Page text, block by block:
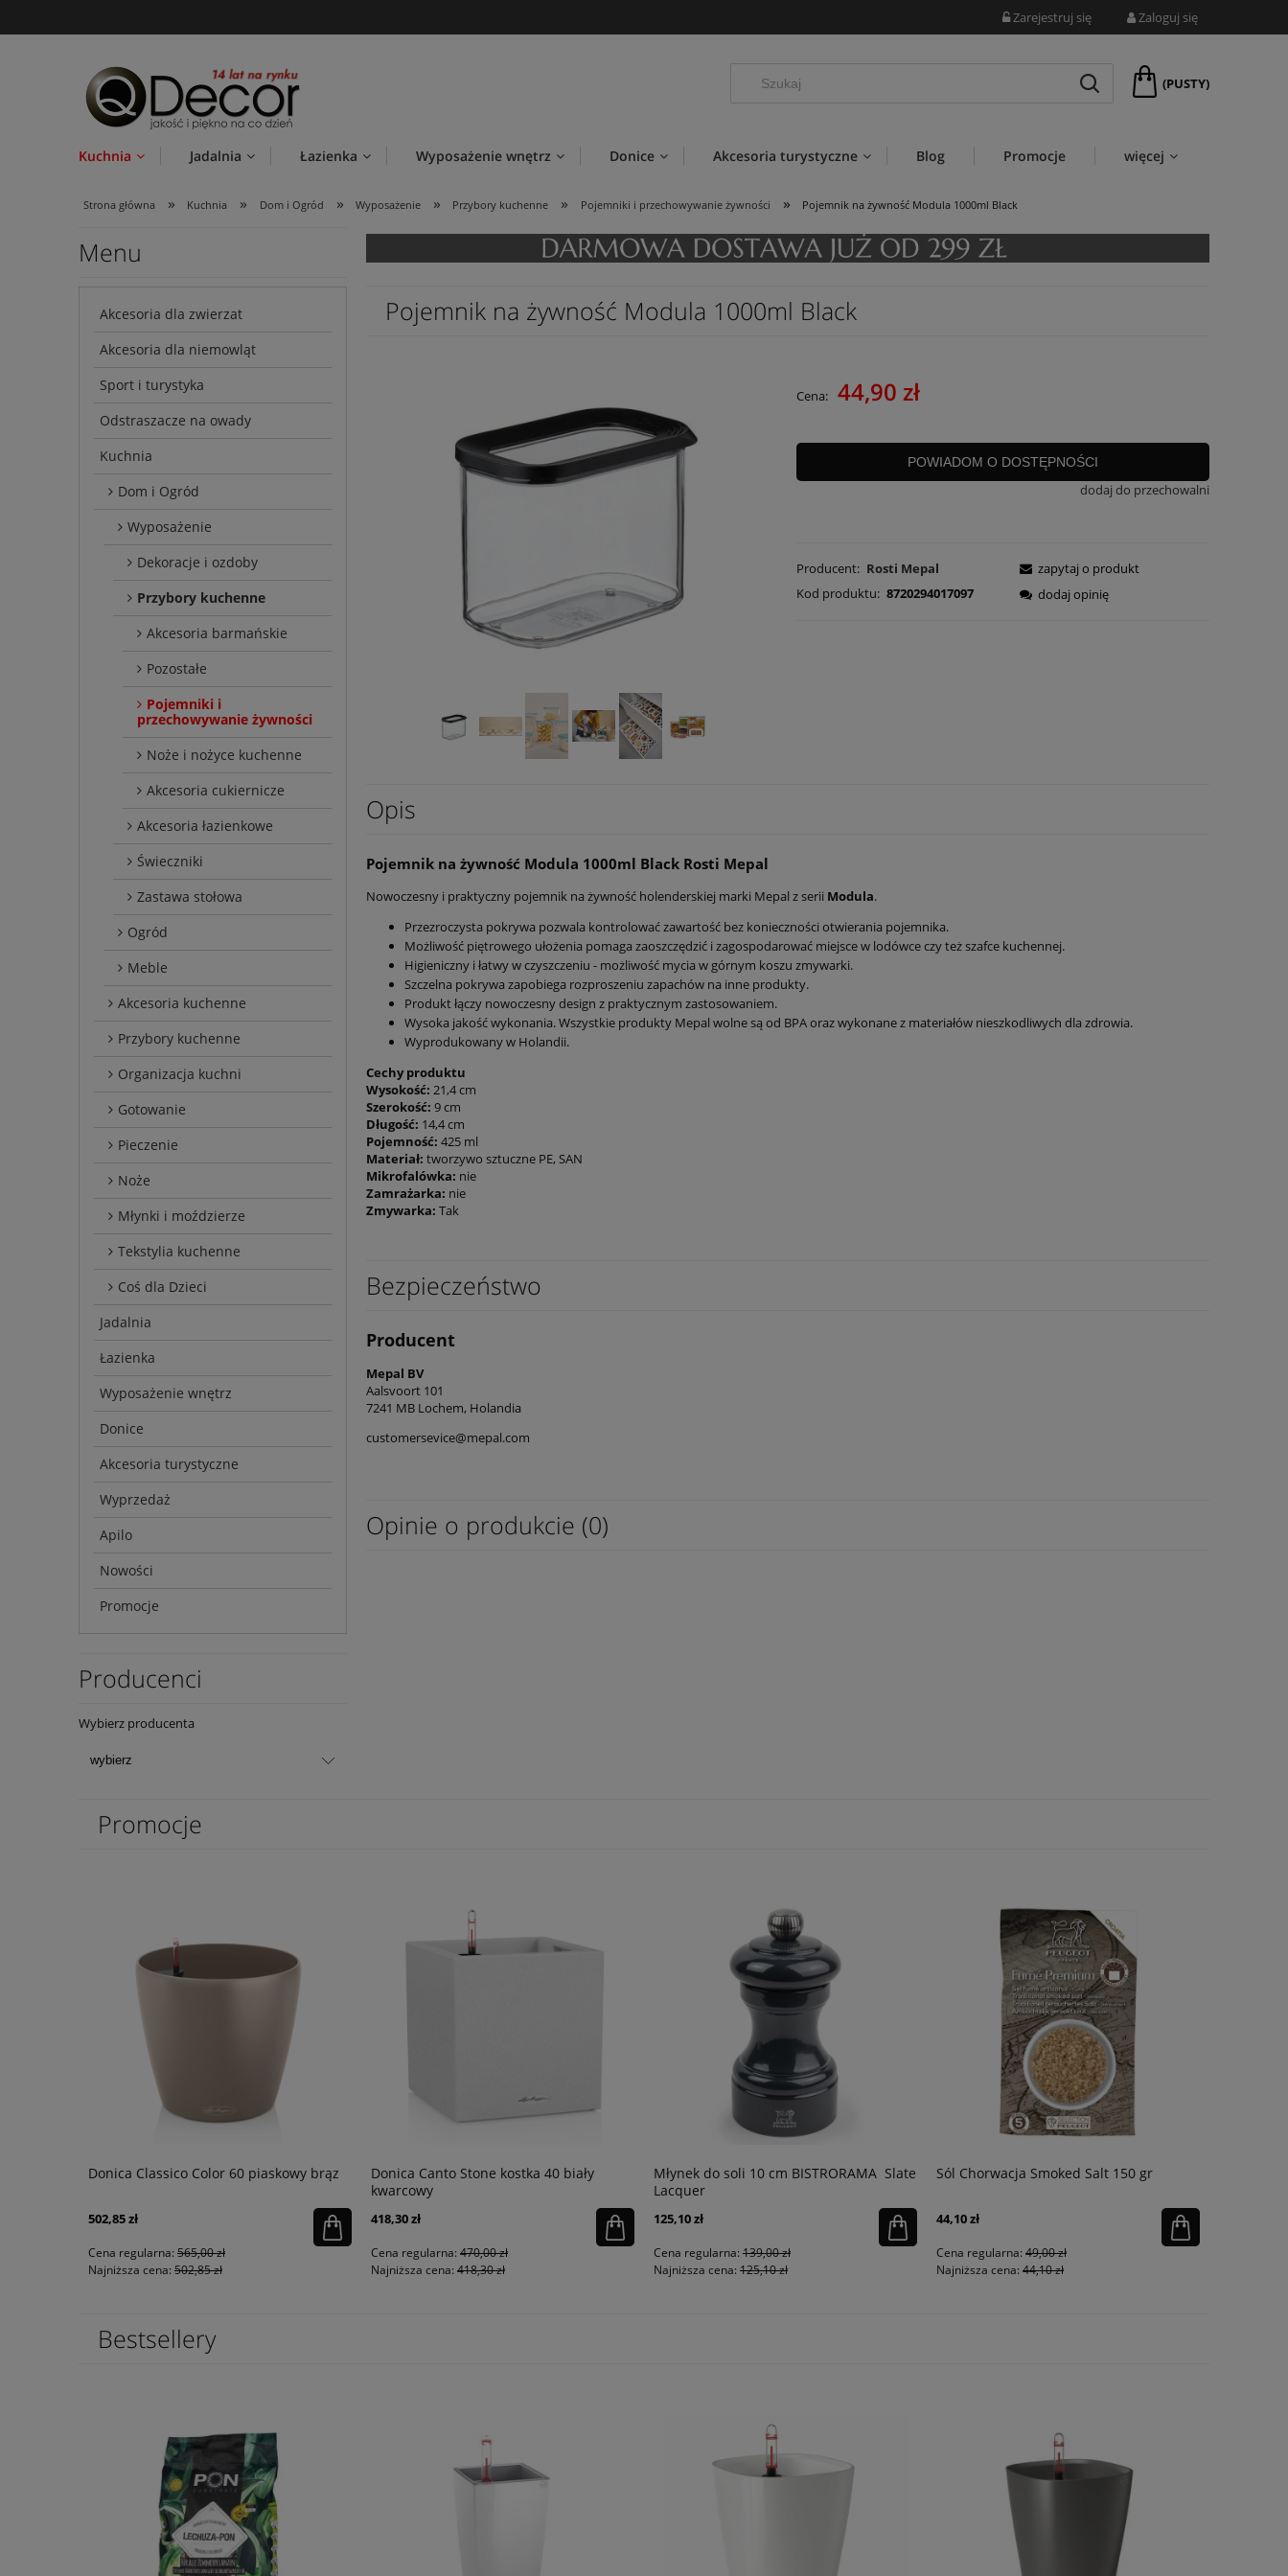
Zarejestruj się Zaloguj się
(PUSTY)
Kuchnia Jadalnia Łazienka Wyposażenie wnętrz Donice Akcesoria turystyczne Blog Promocje więcej
Strona główna » Kuchnia » Dom i Ogród » Wyposażenie » Przybory kuchenne » Pojemniki i przechowywanie żywności » Pojemnik na żywność Modula 1000ml Black
Menu
Akcesoria dla zwierzat
Akcesoria dla niemowląt
Sport i turystyka
Odstraszacze na owady
Kuchnia
Dom i Ogród
Wyposażenie
Dekoracje i ozdoby
Przybory kuchenne
Akcesoria barmańskie
Pozostałe
Pojemniki i
przechowywanie żywności
Noże i nożyce kuchenne
Akcesoria cukiernicze
Akcesoria łazienkowe
Świeczniki
Zastawa stołowa
Ogród
Meble
Akcesoria kuchenne
Przybory kuchenne
Organizacja kuchni
Gotowanie
Pieczenie
Noże
Młynki i moździerze
Tekstylia kuchenne
Coś dla Dzieci
Jadalnia
Łazienka
Wyposażenie wnętrz
Donice
Akcesoria turystyczne
Wyprzedaż
Apilo
Nowości
Promocje
Producenci
Wybierz producenta
Pojemnik na żywność Modula 1000ml Black
Cena: 44,90 zł
POWIADOM O DOSTĘPNOŚCI
dodaj do przechowalni
Producent: Rosti Mepal
Kod produktu: 8720294017097
zapytaj o produkt
dodaj opinię
Opis
Pojemnik na żywność Modula 1000ml Black Rosti Mepal
Nowoczesny i praktyczny pojemnik na żywność holenderskiej marki Mepal z serii Modula.
Przezroczysta pokrywa pozwala kontrolować zawartość bez konieczności otwierania pojemnika.
Możliwość piętrowego ułożenia pomaga zaoszczędzić i zagospodarować miejsce w lodówce czy też szafce kuchennej.
Higieniczny i łatwy w czyszczeniu - możliwość mycia w górnym koszu zmywarki.
Szczelna pokrywa zapobiega rozproszeniu zapachów na inne produkty.
Produkt łączy nowoczesny design z praktycznym zastosowaniem.
Wysoka jakość wykonania. Wszystkie produkty Mepal wolne są od BPA oraz wykonane z materiałów nieszkodliwych dla zdrowia.
Wyprodukowany w Holandii.
Cechy produktu
Wysokość: 21,4 cm
Szerokość: 9 cm
Długość: 14,4 cm
Pojemność: 425 ml
Materiał: tworzywo sztuczne PE, SAN
Mikrofalówka: nie
Zamrażarka: nie
Zmywarka: Tak
Bezpieczeństwo
Producent
Mepal BV
Aalsvoort 101
7241 MB Lochem, Holandia
customersevice@mepal.com
Opinie o produkcie (0)
Promocje
Donica Classico Color 60 piaskowy brąz
502,85 zł
Cena regularna: 565,00 zł
Najniższa cena: 502,85 zł
Donica Canto Stone kostka 40 biały
kwarcowy
418,30 zł
Cena regularna: 470,00 zł
Najniższa cena: 418,30 zł
Młynek do soli 10 cm BISTRORAMA Slate
Lacquer
125,10 zł
Cena regularna: 139,00 zł
Najniższa cena: 125,10 zł
Sól Chorwacja Smoked Salt 150 gr
44,10 zł
Cena regularna: 49,00 zł
Najniższa cena: 44,10 zł
Bestsellery